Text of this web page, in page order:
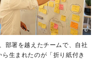
部署を越えたチームで、自社
生まれたのが「折り紙付き